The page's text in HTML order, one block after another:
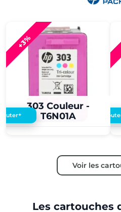
+3%
303 Couleur -
T6N01A
3,60 €3,50 €
+
Voir les
Les cartouches